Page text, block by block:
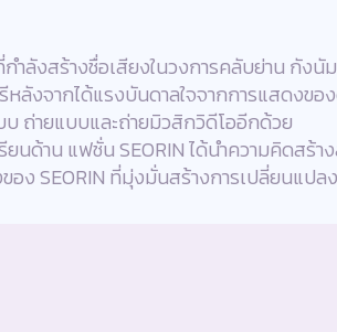
ำลังสร้างชื่อเสียงในวงการคลับย่าน กั
หลังจากได้แรงบันดาลใจจากการแสดงข
บ ถ่ายแบบและถ่ายมิวสิกวิดีโออีกด้วย
นด้าน แฟชั่น SEORIN ได้นำความคิดสร้า
อง SEORIN ที่มุ่งมั่นสร้างการเปลี่ยนแป